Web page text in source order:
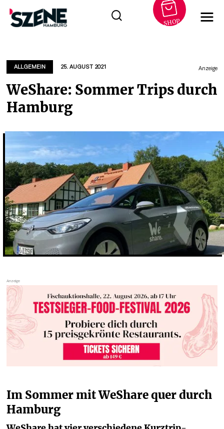
springen
SHOP
ALLGEMEIN 25. AUGUST 2021 Anzeige
WeShare: Sommer Trips durch
Hamburg
Im Sommer mit WeShare quer durch
Hamburg